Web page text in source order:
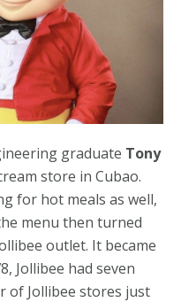
graduate Tony
store in Cubao.
for hot meals as well,
menu then turned
outlet. It became
Jollibee had seven
of Jollibee stores just